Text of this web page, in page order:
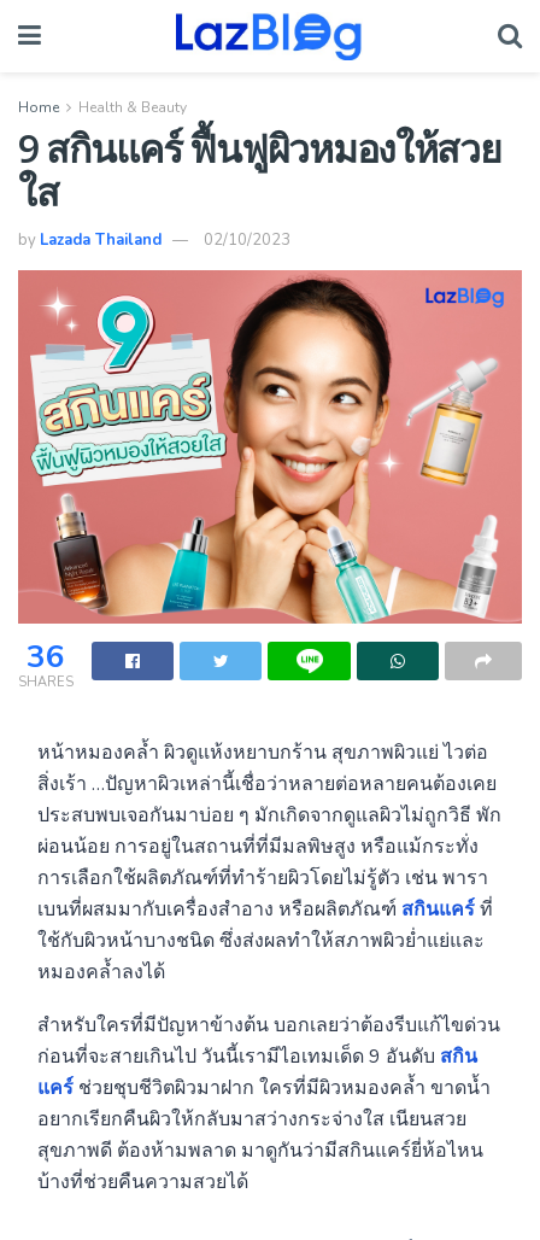
Home Health & Beauty
9 สกินแคร์ ฟื้นฟูผิวหมองให้สวย
ใส
by Lazada Thailand 02/10/2023
36
SHARES
หน้าหมองคล้ำ ผิวดูแห้งหยาบกร้าน สุขภาพผิวแย่ ไวต่อ
สิ่งเร้า …ปัญหาผิวเหล่านี้เชื่อว่าหลายต่อหลายคนต้องเคย
ประสบพบเจอกันมาบ่อย ๆ มักเกิดจากดูแลผิวไม่ถูกวิธี พัก
ผ่อนน้อย การอยู่ในสถานที่ที่มีมลพิษสูง หรือแม้กระทั่ง
การเลือกใช้ผลิตภัณฑ์ที่ทำร้ายผิวโดยไม่รู้ตัว เช่น พารา
เบนที่ผสมมากับเครื่องสำอาง หรือผลิตภัณฑ์ สกินแคร์ที่
ใช้กับผิวหน้าบางชนิด ซึ่งส่งผลทำให้สภาพผิวย่ำแย่และ
หมองคล้ำลงได้
สำหรับใครที่มีปัญหาข้างต้น บอกเลยว่าต้องรีบแก้ไขด่วน
ก่อนที่จะสายเกินไป วันนี้เรามีไอเทมเด็ด 9 อันดับ สกิน
แคร์ ช่วยชุบชีวิตผิวมาฝาก ใครที่มีผิวหมองคล้ำ ขาดน้ำ
อยากเรียกคืนผิวให้กลับมาสว่างกระจ่างใส เนียนสวย
สุขภาพดี ต้องห้ามพลาด มาดูกันว่ามีสกินแคร์ยี่ห้อไหน
บ้างที่ช่วยคืนความสวยได้